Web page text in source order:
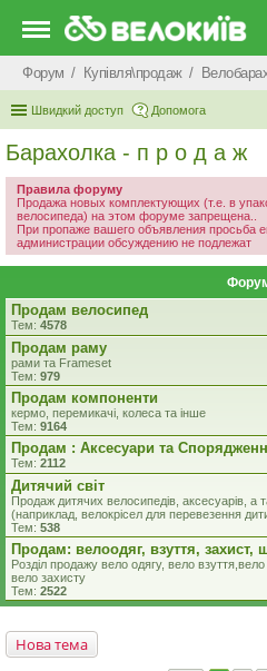
Форум Купівля\продаж
Швидкий доступ Допомога
Барахолка - п р о д а ж
Правила форуму
Продажа новых комплектующих (т.е. в
велосипеда) на этом форуме запрещена..
При пропаже вашего объявления просьба
администрации обсуждению не подлежат
Продам велосипед
Тем: 4578
Продам раму
рами та Frameset
Тем: 979
Продам компоненти
кермо, перемикачі, колеса та інше
Тем: 9164
Продам : Аксесуари та
Тем: 2112
Дитячий світ
Продаж дитячих велосипедів, аксесуарів, а
(наприклад, велокрісел для перевезення
Тем: 538
Продам: велоодяг, взуття,
Розділ продажу вело одягу, вело
вело захисту
Тем: 2522
Нова тема